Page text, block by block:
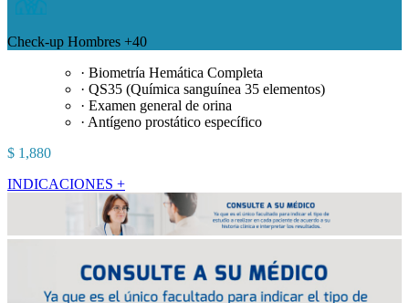
Check-up Hombres +40
· Biometría Hemática Completa
· QS35 (Química sanguínea 35 elementos)
· Examen general de orina
· Antígeno prostático específico
$ 1,880
INDICACIONES +